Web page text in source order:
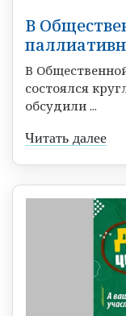
В
В
состоялся
обсудили ...
Читать далее